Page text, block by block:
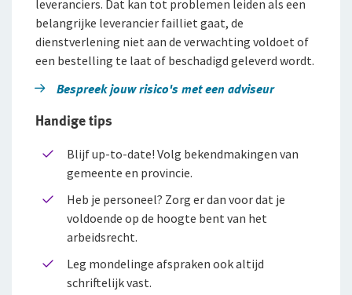
leveranciers. Dat kan tot problemen leiden als een
belangrijke leverancier failliet gaat, de
dienstverlening niet aan de verwachting voldoet of
een bestelling te laat of beschadigd geleverd wordt.
Bespreek jouw risico's met een adviseur
Handige tips
Blijf up-to-date! Volg bekendmakingen van
gemeente en provincie.
Heb je personeel? Zorg er dan voor dat je
voldoende op de hoogte bent van het
arbeidsrecht.
Leg mondelinge afspraken ook altijd
schriftelijk vast.